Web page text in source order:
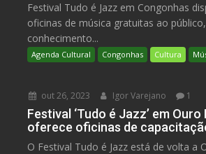
Festival Tudo é Jazz em Congonhas
oficinas de música gratuitas ao
conhecimento...
Agenda Cultural Congonhas Cultura
out 26, 2023 Igor Varejano 1
Festival ‘Tudo é Jazz’ em Ouro
oferece oficinas de
O Festival Tudo é Jazz está de volta a